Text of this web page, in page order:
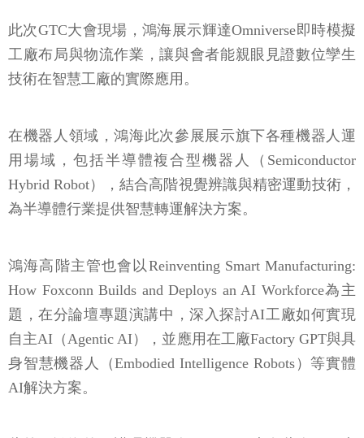
此次GTC大會現場，鴻海展示輝達Omniverse即時模擬
工廠布局與物流作業，讓與會者能親眼見證數位孿生
技術在智慧工廠的實際應用。
在機器人領域，鴻海此次參展展示旗下各種機器人運
用場域，包括半導體複合型機器人（Semiconductor
Hybrid Robot），結合高階視覺辨識與精密運動技術，
為半導體行業提供智慧轉運解決方案。
鴻海高階主管也會以Reinventing Smart Manufacturing:
How Foxconn Builds and Deploys an AI Workforce為主
題，在分論壇專題演講中，深入探討AI工廠如何實現
自主AI（Agentic AI），並應用在工廠Factory GPT與具
身智慧機器人（Embodied Intelligence Robots）等實體
AI解決方案。